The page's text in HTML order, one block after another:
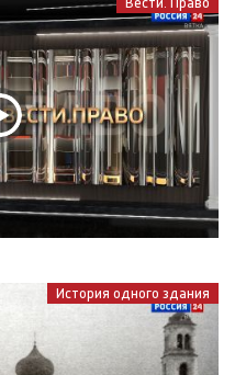
История одного здания